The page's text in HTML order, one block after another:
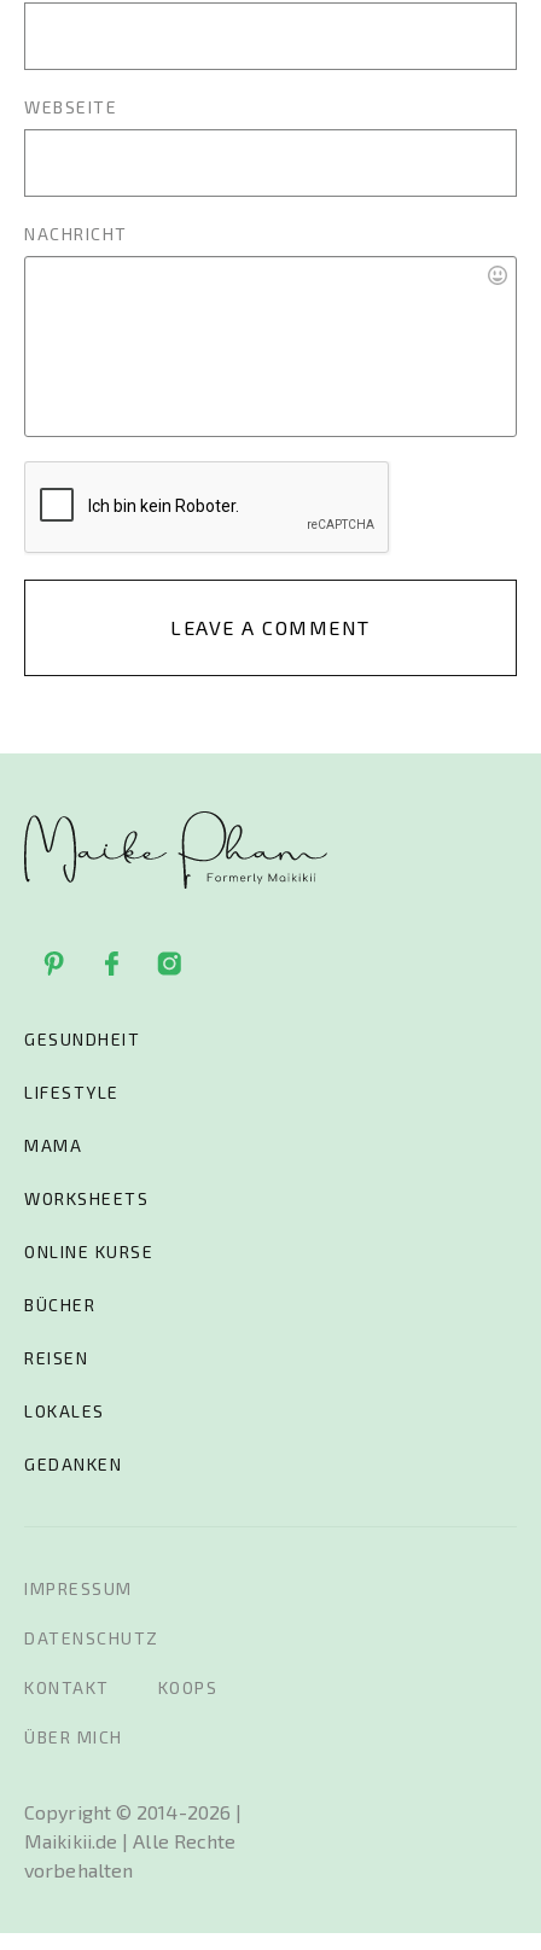
WEBSEITE
NACHRICHT
LEAVE A COMMENT
GESUNDHEIT
LIFESTYLE
MAMA
WORKSHEETS
ONLINE KURSE
BÜCHER
REISEN
LOKALES
GEDANKEN
Copyright © 2014-2026 |
Maikikii.de | Alle Rechte
vorbehalten
IMPRESSUM
DATENSCHUTZ
KONTAKT KOOPS
ÜBER MICH